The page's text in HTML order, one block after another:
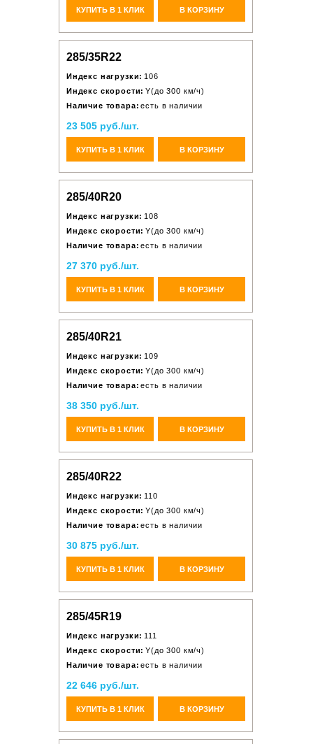
КУПИТЬ В 1 КЛИК В КОРЗИНУ
285/35R22
Индекс нагрузки: 106
Индекс скорости: Y(до 300 км/ч)
Наличие товара: есть в наличии
23 505 руб./шт.
КУПИТЬ В 1 КЛИК В КОРЗИНУ
285/40R20
Индекс нагрузки: 108
Индекс скорости: Y(до 300 км/ч)
Наличие товара: есть в наличии
27 370 руб./шт.
КУПИТЬ В 1 КЛИК В КОРЗИНУ
285/40R21
Индекс нагрузки: 109
Индекс скорости: Y(до 300 км/ч)
Наличие товара: есть в наличии
38 350 руб./шт.
КУПИТЬ В 1 КЛИК В КОРЗИНУ
285/40R22
Индекс нагрузки: 110
Индекс скорости: Y(до 300 км/ч)
Наличие товара: есть в наличии
30 875 руб./шт.
КУПИТЬ В 1 КЛИК В КОРЗИНУ
285/45R19
Индекс нагрузки: 111
Индекс скорости: Y(до 300 км/ч)
Наличие товара: есть в наличии
22 646 руб./шт.
КУПИТЬ В 1 КЛИК В КОРЗИНУ